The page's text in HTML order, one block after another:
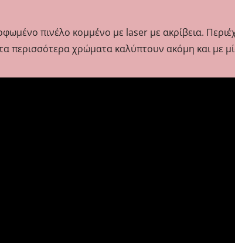
πινέλο κομμένο με laser με ακρίβεια.
περισσότερα χρώματα καλύπτουν ακόμη και με